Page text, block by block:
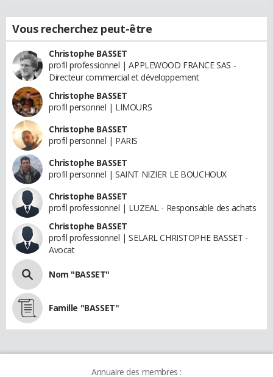
Vous recherchez peut-être
Christophe BASSET
profil professionnel | APPLEWOOD FRANCE SAS -
Directeur commercial et développement
Christophe BASSET
profil personnel | LIMOURS
Christophe BASSET
profil personnel | PARIS
Christophe BASSET
profil personnel | SAINT NIZIER LE BOUCHOUX
Christophe BASSET
profil professionnel | LUZEAL - Responsable des achats
Christophe BASSET
profil professionnel | SELARL CHRISTOPHE BASSET -
Avocat
Nom "BASSET"
Famille "BASSET"
Annuaire des membres :